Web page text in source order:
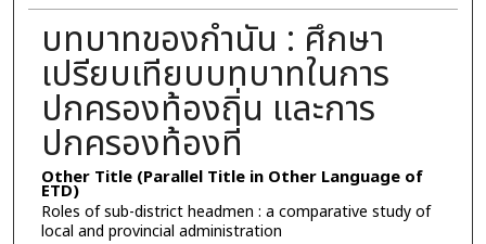
บทบาทของกำนัน : ศึกษา
เปรียบเทียบบทบาทในการ
ปกครองท้องถิ่น และการ
ปกครองท้องที่
Other Title (Parallel Title in Other Language of
ETD)
Roles of sub-district headmen : a comparative study of
local and provincial administration